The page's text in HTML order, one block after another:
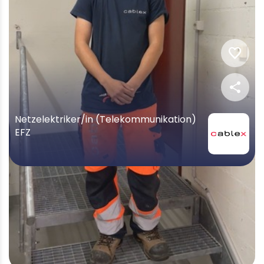
favorite
share
Netzelektriker/in (Telekommunikation)
EFZ